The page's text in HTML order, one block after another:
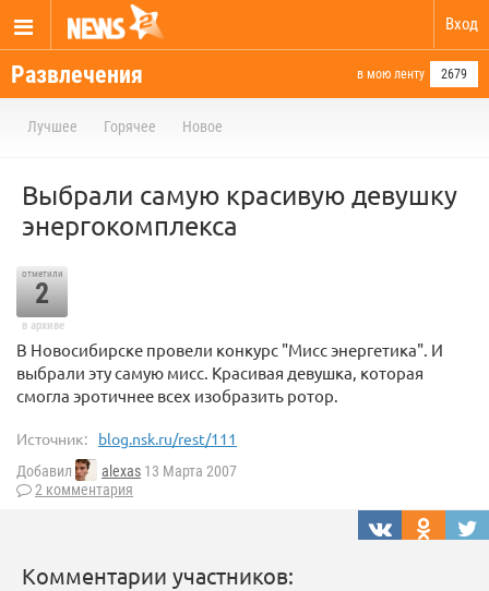
Вход
Развлечения в мою ленту 2679
Лучшее Горячее Новое
Выбрали самую красивую девушку
энергокомплекса
отметили
2
в архиве
В Новосибирске провели конкурс "Мисс энергетика". И
выбрали эту самую мисс. Красивая девушка, которая
смогла эротичнее всех изобразить ротор.
Источник: blog.nsk.ru/rest/111
Добавил alexas 13 Марта 2007
2 комментария
Комментарии участников: